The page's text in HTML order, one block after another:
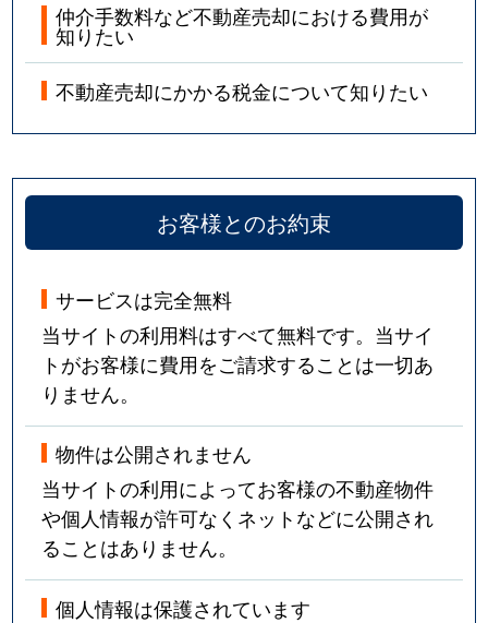
仲介手数料など不動産売却における費用が
知りたい
不動産売却にかかる税金について知りたい
お客様とのお約束
サービスは完全無料
当サイトの利用料はすべて無料です。当サイ
トがお客様に費用をご請求することは一切あ
りません。
物件は公開されません
当サイトの利用によってお客様の不動産物件
や個人情報が許可なくネットなどに公開され
ることはありません。
個人情報は保護されています